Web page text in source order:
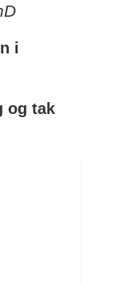
i
og tak